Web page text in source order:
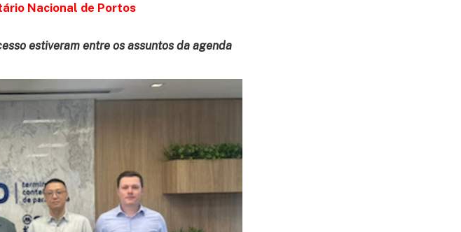
Nacional de Portos
estiveram entre os assuntos da agenda